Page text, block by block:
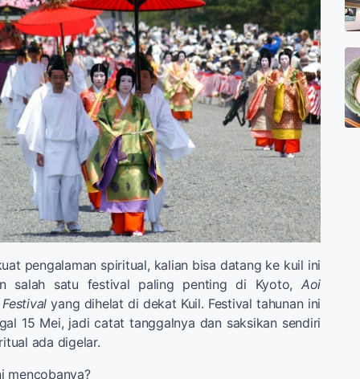
pengalaman spiritual, kalian bisa datang ke kuil ini
salah satu festival paling penting di Kyoto, Aoi
yang dihelat di dekat Kuil. Festival tahunan ini
15 Mei, jadi catat tanggalnya dan saksikan sendiri
ada digelar.
mencobanya?